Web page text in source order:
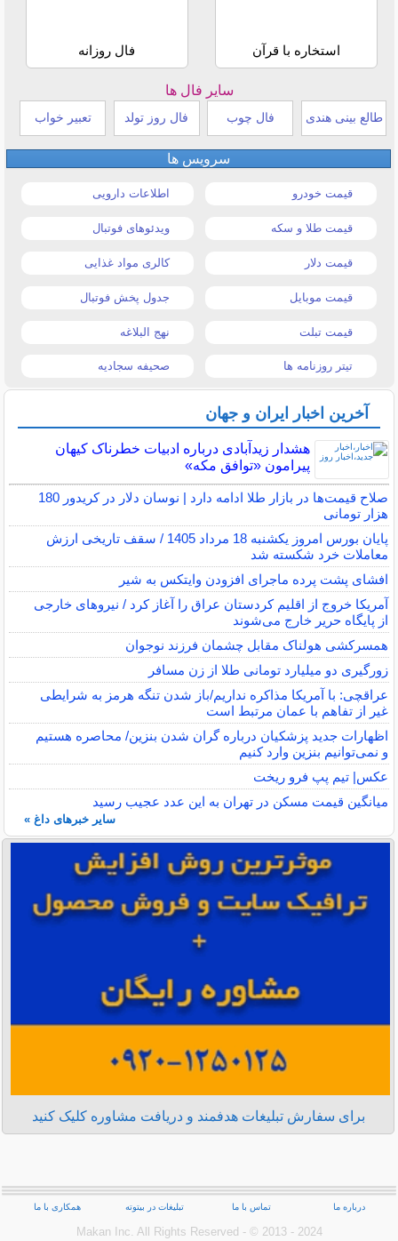
استخاره با قرآن فال روزانه
سایر فال ها
طالع بینی هندی فال چوب فال روز تولد تعبیر خواب
سرویس ها
قیمت خودرو اطلاعات دارویی
قیمت طلا و سکه ویدئوهای فوتبال
قیمت دلار کالری مواد غذایی
قیمت موبایل جدول پخش فوتبال
قیمت تبلت نهج البلاغه
تیتر روزنامه ها صحیفه سجادیه
آخرین اخبار ایران و جهان
هشدار زیدآبادی درباره ادبیات خطرناک کیهان
پیرامون «توافق مکه»
صلاح قیمت‌ها در بازار طلا ادامه دارد | نوسان دلار در کریدور 180
هزار تومانی
پایان بورس امروز یکشنبه 18 مرداد 1405 / سقف تاریخی ارزش
معاملات خرد شکسته شد
افشای پشت پرده ماجرای افزودن وایتکس به شیر
آمریکا خروج از اقلیم کردستان عراق را آغاز کرد / نیروهای خارجی
از پایگاه حریر خارج می‌شوند
همسرکشی هولناک مقابل چشمان فرزند نوجوان
زورگیری دو میلیارد تومانی طلا از زن مسافر
عراقچی: با آمریکا مذاکره نداریم/باز شدن تنگه هرمز به شرایطی
غیر از تفاهم با عمان مرتبط است
اظهارات جدید پزشکیان درباره گران شدن بنزین/ محاصره هستیم
و نمی‌توانیم بنزین وارد کنیم
عکس| تیم پپ فرو ریخت
میانگین قیمت مسکن در تهران به این عدد عجیب رسید
سایر خبرهای داغ »
برای سفارش تبلیغات هدفمند و دریافت مشاوره کلیک کنید
درباره ما تماس با ما تبلیغات در بیتوته همکاری با ما
Makan Inc.‎ All Rights Reserved - © 2013 - 2024